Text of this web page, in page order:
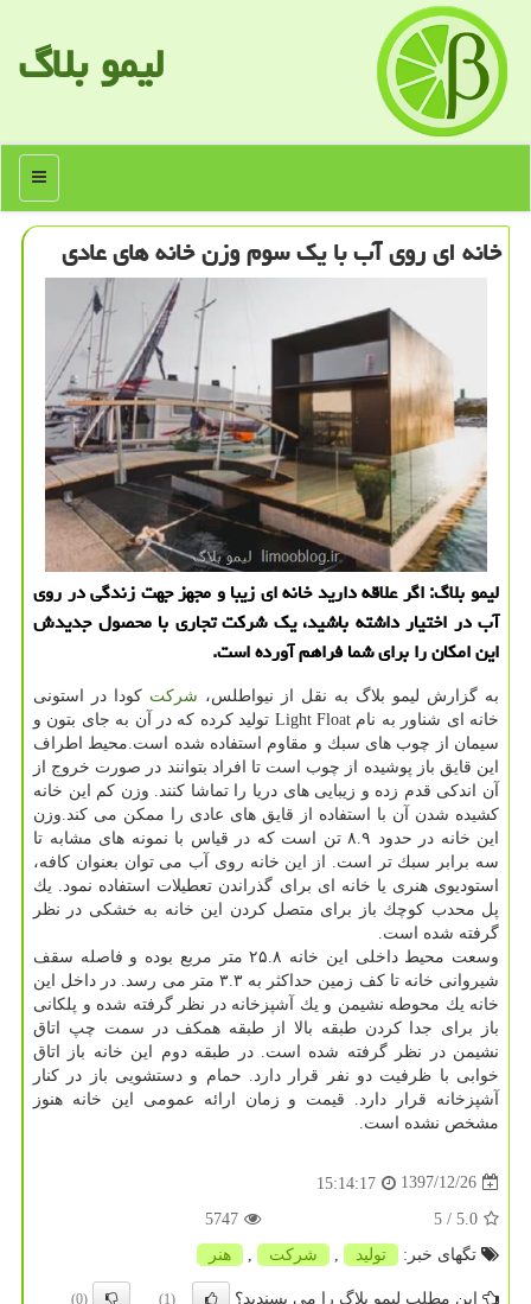
لیمو بلاگ
منو
خانه ای روی آب با یك سوم وزن خانه های عادی
لیمو بلاگ: اگر علاقه دارید خانه ای زیبا و مجهز جهت زندگی در روی
آب در اختیار داشته باشید، یك شركت تجاری با محصول جدیدش
این امكان را برای شما فراهم آورده است.
به گزارش لیمو بلاگ به نقل از نیواطلس، شركت كودا در استونی
خانه ای شناور به نام Light Float تولید كرده كه در آن به جای بتون و
سیمان از چوب های سبك و مقاوم استفاده شده است.محیط اطراف
این قایق باز پوشیده از چوب است تا افراد بتوانند در صورت خروج از
آن اندكی قدم زده و زیبایی های دریا را تماشا كنند. وزن كم این خانه
كشیده شدن آن با استفاده از قایق های عادی را ممكن می كند.وزن
این خانه در حدود ۸.۹ تن است كه در قیاس با نمونه های مشابه تا
سه برابر سبك تر است. از این خانه روی آب می توان بعنوان كافه،
استودیوی هنری یا خانه ای برای گذراندن تعطیلات استفاده نمود. یك
پل محدب كوچك باز برای متصل كردن این خانه به خشكی در نظر
گرفته شده است.
وسعت محیط داخلی این خانه ۲۵.۸ متر مربع بوده و فاصله سقف
شیروانی خانه تا كف زمین حداكثر به ۳.۳ متر می رسد. در داخل این
خانه یك محوطه نشیمن و یك آشپزخانه در نظر گرفته شده و پلكانی
باز برای جدا كردن طبقه بالا از طبقه همكف در سمت چپ اتاق
نشیمن در نظر گرفته شده است. در طبقه دوم این خانه باز اتاق
خوابی با ظرفیت دو نفر قرار دارد. حمام و دستشویی باز در كنار
آشپزخانه قرار دارد. قیمت و زمان ارائه عمومی این خانه هنوز
مشخص نشده است.
1397/12/26
15:14:17
5.0
/ 5
5747
تگهای خبر:
تولید شركت هنر
این مطلب لیمو بلاگ را می پسندید؟ (1)
(0)